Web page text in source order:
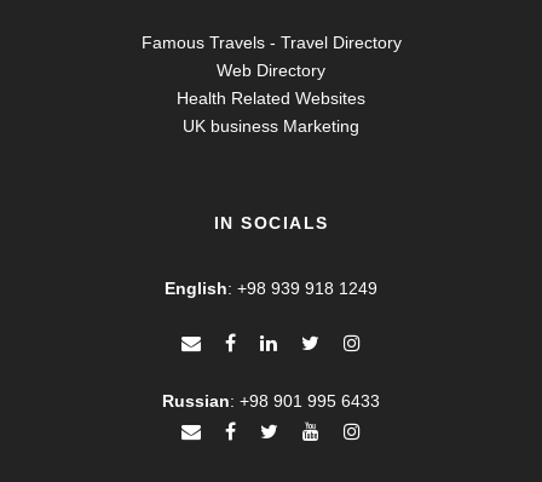
Famous Travels - Travel Directory
Web Directory
Health Related Websites
UK business Marketing
IN SOCIALS
English: +98 939 918 1249
Russian: +98 901 995 6433